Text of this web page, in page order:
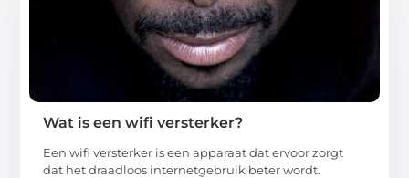
Wat is een wifi versterker?
Een wifi versterker is een apparaat dat ervoor zorgt
dat het draadloos internetgebruik beter wordt.